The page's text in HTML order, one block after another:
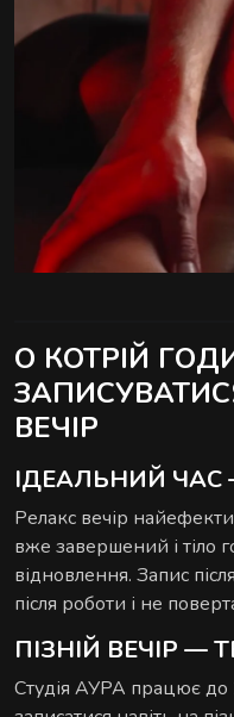
О КОТРІЙ
ВЕЧІР
ІДЕАЛЬНИЙ ЧАС
Релакс вечір
вже завершений і тіло
відновлення. Запис
після роботи і не
ПІЗНІЙ ВЕЧІР —
Студія АУРА працює до